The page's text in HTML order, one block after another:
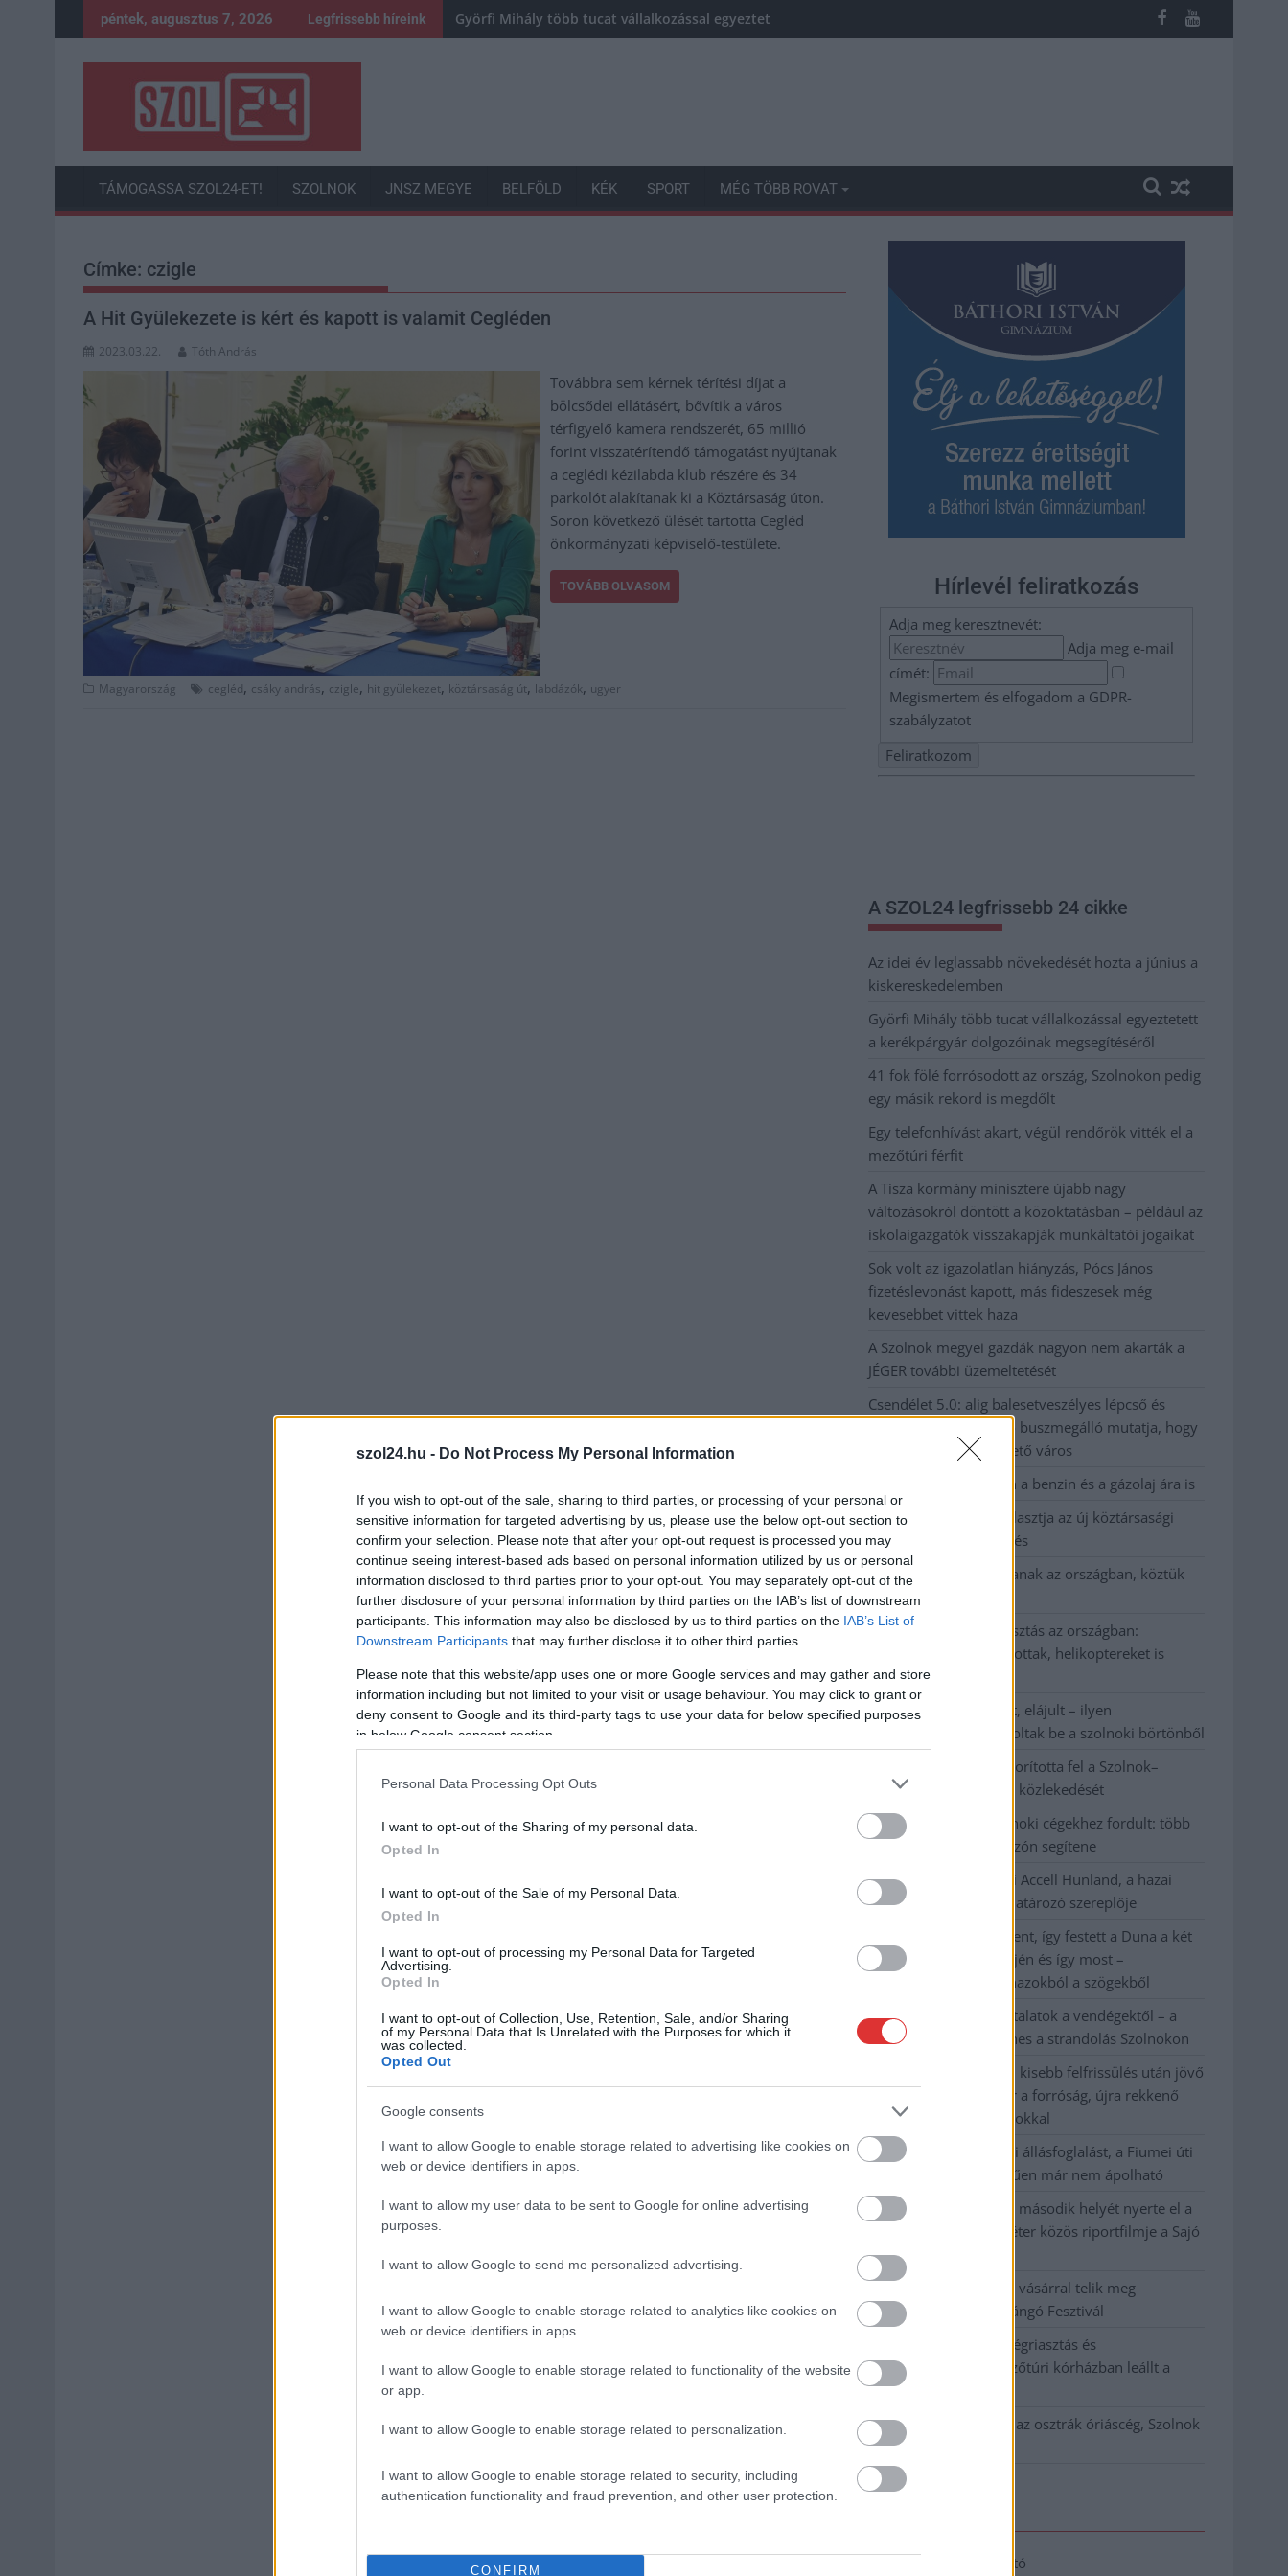
szol24.hu - Do Not Process My Personal Information
If you wish to opt-out of the sale, sharing to third parties, or processing of your personal or
sensitive information for targeted advertising by us, please use the below opt-out section to
confirm your selection. Please note that after your opt-out request is processed you may
continue seeing interest-based ads based on personal information utilized by us or personal
information disclosed to third parties prior to your opt-out. You may separately opt-out of the
further disclosure of your personal information by third parties on the IAB’s list of downstream
participants. This information may also be disclosed by us to third parties on the IAB’s List of
Downstream Participants that may further disclose it to other third parties.
Please note that this website/app uses one or more Google services and may gather and store
information including but not limited to your visit or usage behaviour. You may click to grant or
deny consent to Google and its third-party tags to use your data for below specified purposes
in below Google consent section.
Personal Data Processing Opt Outs
I want to opt-out of the Sharing of my personal data.
Opted In
I want to opt-out of the Sale of my Personal Data.
Opted In
I want to opt-out of processing my Personal Data for Targeted
Advertising.
Opted In
I want to opt-out of Collection, Use, Retention, Sale, and/or Sharing
of my Personal Data that Is Unrelated with the Purposes for which it
was collected.
Opted Out
Google consents
I want to allow Google to enable storage related to advertising like cookies on
web or device identifiers in apps.
I want to allow my user data to be sent to Google for online advertising
purposes.
I want to allow Google to send me personalized advertising.
I want to allow Google to enable storage related to analytics like cookies on
web or device identifiers in apps.
I want to allow Google to enable storage related to functionality of the website
or app.
I want to allow Google to enable storage related to personalization.
I want to allow Google to enable storage related to security, including
authentication functionality and fraud prevention, and other user protection.
CONFIRM
to
péntek, augusztus 7, 2026 Legfrissebb híreink Györfi Mihály több tucat vállalkozással egyeztetett a kerékpárgyár dolgozóinak megsegítéséről
TÁMOGASSA SZOL24-ET! SZOLNOK JNSZ MEGYE BELFÖLD KÉK SPORT MÉG TÖBB ROVAT
Címke: czigle
A Hit Gyülekezete is kért és kapott is valamit Cegléden
2023.03.22. Tóth András
Továbbra sem kérnek térítési díjat a
bölcsődei ellátásért, bővítik a város
térfigyelő kamera rendszerét, 65 millió
forint visszatérítendő támogatást nyújtanak
a ceglédi kézilabda klub részére és 34
parkolót alakítanak ki a Köztársaság úton.
Soron következő ülését tartotta Cegléd
önkormányzati képviselő-testülete.
TOVÁBB OLVASOM
Magyarország cegléd, csáky andrás, czigle, hit gyülekezet, köztársaság út, labdázók, ugyer
Hírlevél feliratkozás
Adja meg keresztnevét:
Adja meg e-mail
címét:
Megismertem és elfogadom a GDPR-
szabályzatot
A SZOL24 legfrissebb 24 cikke
Az idei év leglassabb növekedését hozta a június a
kiskereskedelemben
Györfi Mihály több tucat vállalkozással egyeztetett
a kerékpárgyár dolgozóinak megsegítéséről
41 fok fölé forrósodott az ország, Szolnokon pedig
egy másik rekord is megdőlt
Egy telefonhívást akart, végül rendőrök vitték el a
mezőtúri férfit
A Tisza kormány minisztere újabb nagy
változásokról döntött a közoktatásban – például az
iskolaigazgatók visszakapják munkáltatói jogaikat
Sok volt az igazolatlan hiányzás, Pócs János
fizetéslevonást kapott, más fideszesek még
kevesebbet vittek haza
A Szolnok megyei gazdák nagyon nem akarták a
JÉGER további üzemeltetését
Csendélet 5.0: alig balesetveszélyes lépcső és
remek állapotban levő buszmegálló mutatja, hogy
Szolnok mennyire élhető város
Pénteken újra csökken a benzin és a gázolaj ára is
Napokon belül megválasztja az új köztársasági
elnököt az Országgyűlés
Kiterjedt tüzek pusztítanak az országban, köztük
Karcagon
Harmadfokú hőségriasztás az országban:
Szolnokon klímát javítottak, helikoptereket is
bevetettek a tüzeknél
A zárkában rosszul lett, elájult – ilyen
körülményekről számoltak be a szolnoki börtönből
Váratlan fennakadás borította fel a Szolnok–
Kecskemét vasútvonal közlekedését
A polgármester a szolnoki cégekhez fordult: több
száz elbocsátott dolgozón segítene
Csődbe ment a tószegi Accell Hunland, a hazai
kerékpárgyártás meghatározó szereplője
Egyszer fent, egyszer lent, így festett a Duna a két
évvel ezelőtti árvíz idején és így most –
fotógyűjtemény ugyanazokból a szögekből
Ilyenek eddig a tapasztalatok a vendégektől – a
hőhullám miatt ingyenes a strandolás Szolnokon
Nem biztató: a hétvégi kisebb felfrissülés után jövő
héten megint visszatér a forróság, újra rekkenő
hőség jön, akár 38 fokokkal
Közzétették a szakértői állásfoglalást, a Fiumei úti
fák többsége szakszerűen már nem ápolható
A MÚOSZ sajtódíjának második helyét nyerte el a
Borsod24 és a Paraméter közös riportfilmje a Sajó
szennyezéséről
Tánccal, zeneszóval és vásárral telik meg
Jászberény, indul a Csángó Fesztivál
Meghosszabbított hőségriasztás és
vízkorlátozások, a mezőtúri kórházban leállt a
klíma
Átszervezi működését az osztrák óriáscég, Szolnok
is érintett
Adatkezelési tájékoztató